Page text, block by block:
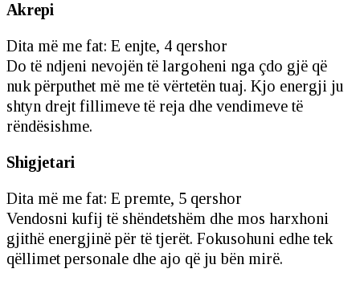
Akrepi
Dita më me fat: E enjte, 4 qershor
Do të ndjeni nevojën të largoheni nga çdo gjë që
nuk përputhet më me të vërtetën tuaj. Kjo energji ju
shtyn drejt fillimeve të reja dhe vendimeve të
rëndësishme.
Shigjetari
Dita më me fat: E premte, 5 qershor
Vendosni kufij të shëndetshëm dhe mos harxhoni
gjithë energjinë për të tjerët. Fokusohuni edhe tek
qëllimet personale dhe ajo që ju bën mirë.